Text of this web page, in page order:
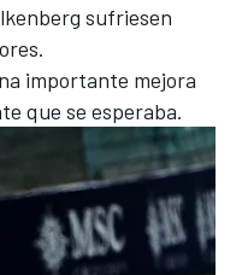
sufriesen
importante mejora
que se esperaba.